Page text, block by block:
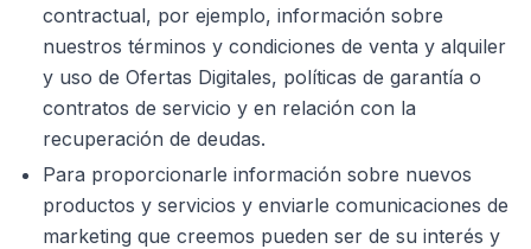
contractual, por ejemplo, información sobre
nuestros términos y condiciones de venta y alquiler
y uso de Ofertas Digitales, políticas de garantía o
contratos de servicio y en relación con la
recuperación de deudas.
Para proporcionarle información sobre nuevos
productos y servicios y enviarle comunicaciones de
marketing que creemos pueden ser de su interés y